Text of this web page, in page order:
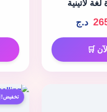
لاتينية
د.ج
🛒
تخفيض!